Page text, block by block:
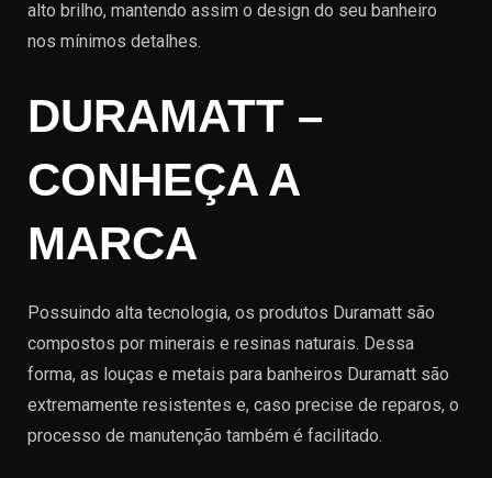
alto brilho, mantendo assim o design do seu banheiro
nos mínimos detalhes.
DURAMATT –
CONHEÇA A
MARCA
Possuindo alta tecnologia, os produtos Duramatt são
compostos por minerais e resinas naturais. Dessa
forma, as louças e metais para banheiros Duramatt são
extremamente resistentes e, caso precise de reparos, o
processo de manutenção também é facilitado.